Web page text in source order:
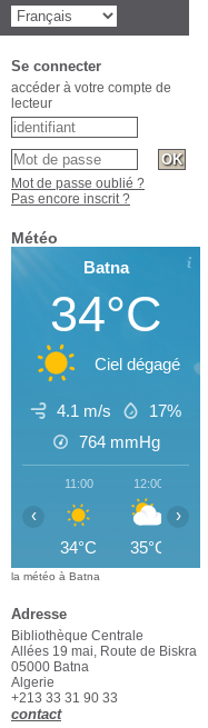
Se connecter
accéder à votre compte de
lecteur
Mot de passe oublié ?
Pas encore inscrit ?
Météo
Batna
34°C
Ciel dégagé
4.1 m/s
17%
764 mmHg
11:00
34°C
12:00
35°C
‹ ›
la météo à Batna
Adresse
Bibliothèque Centrale
Allées 19 mai, Route de Biskra
05000 Batna
Algerie
+213 33 31 90 33
contact